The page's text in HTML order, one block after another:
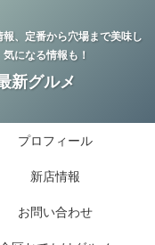
、定番から穴場まで美味し
になる情報も！
新グルメ
プロフィール
新店情報
お問い合わせ